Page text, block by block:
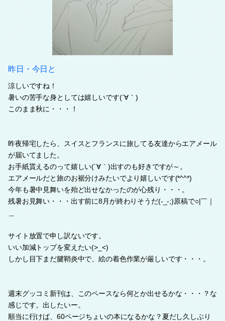
昨日・今日と
涼しいですね！
暑いの苦手な身としては嬉しいです(´∀｀)
このまま秋に・・・！
昨夜帰宅したら、スイスとフランスに旅してる友達からエアメール
が届いてました。
お手紙貰えるのって嬉しい(´∀｀)出すのも好きですが～。
エアメールだと旅のお裾分けみたいでより嬉しいです(*^^*)
今年も暑中見舞いを殆ど出せなかったのが心残り・・・。
残暑お見舞い・・・出す前に8月が終わりそうだ(-_-;)原稿で○|￣｜
サイト放置で申し訳ないです。
いい加減トップを変えたい(>_<)
しかし目下まだ腱鞘炎中で、絵の着色作業が厳しいです・・・。
週末グッコミ新刊は、このペースなら何とか出せるかな・・・？な
感じです。出したいー。
順当に行けば、60ページちょいの本になるかな？夏だし久しぶり